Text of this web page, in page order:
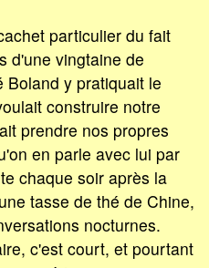
particulier du fait
d'une vingtaine de
Boland y pratiquait le
construire notre
prendre nos propres
en parle avec lui par
chaque soir après la
tasse de thé de Chine,
nocturnes.
c'est court, et pourtant